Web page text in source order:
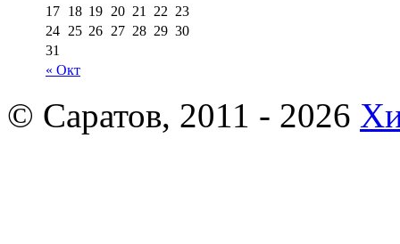
« Окт
17 18 19 20 21 22 23
24 25 26 27 28 29 30
31
© Саратов, 2011 - 2026